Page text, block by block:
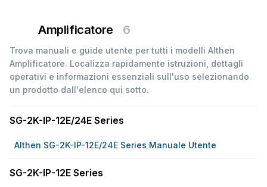
Amplificatore 6
Trova manuali e guide utente per tutti i modelli Althen
Amplificatore. Localizza rapidamente istruzioni, dettagli
operativi e informazioni essenziali sull'uso selezionando
un prodotto dall'elenco qui sotto.
SG-2K-IP-12E/24E Series
Althen SG-2K-IP-12E/24E Series Manuale Utente
SG-2K-IP-12E Series